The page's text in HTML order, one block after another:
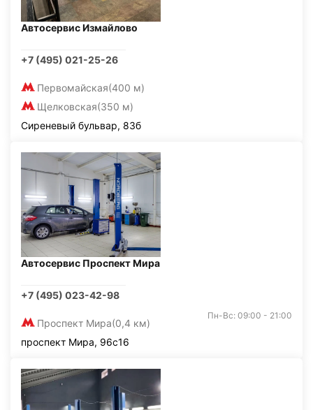
Автосервис Измайлово
+7 (495) 021-25-26
Первомайская(400 м)
Щелковская(350 м)
Сиреневый бульвар, 83б
Автосервис Проспект Мира
+7 (495) 023-42-98
Проспект Мира(0,4 км)
Пн-Вс: 09:00 - 21:00
проспект Мира, 96с16